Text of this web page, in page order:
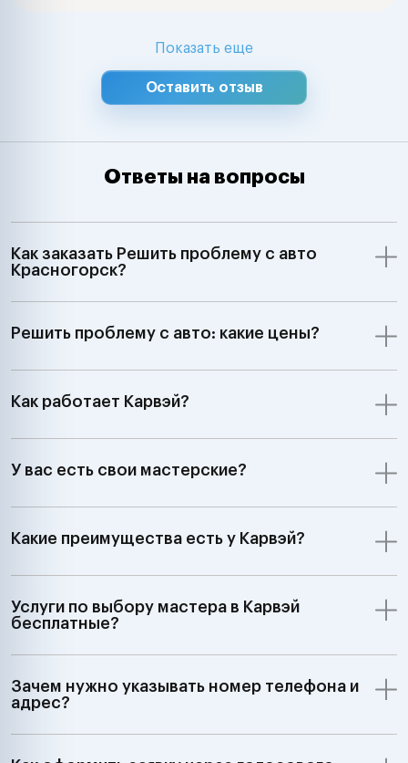
Показать еще
Оставить отзыв
Ответы на вопросы
Как заказать Решить проблему с авто
Красногорск?
Решить проблему с авто: какие цены?
Как работает Карвэй?
У вас есть свои мастерские?
Какие преимущества есть у Карвэй?
Услуги по выбору мастера в Карвэй
бесплатные?
Зачем нужно указывать номер телефона и
адрес?